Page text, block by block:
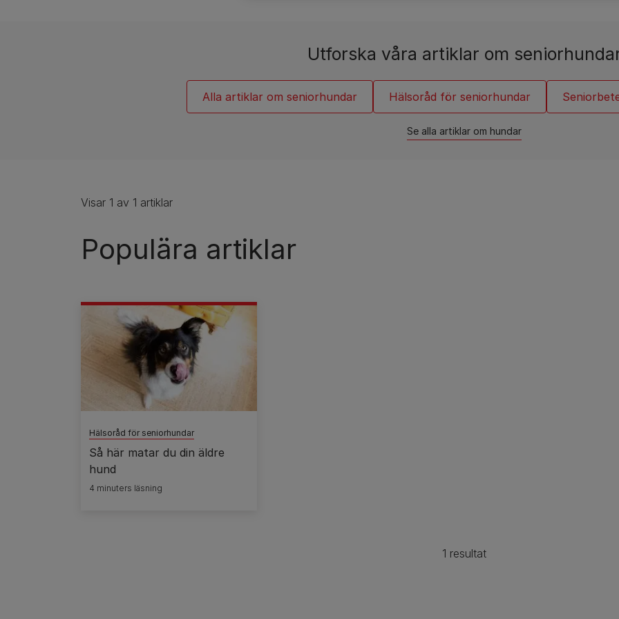
Utforska våra artiklar om
Alla artiklar om seniorhundar Hälsoråd för seniorhundar
Se alla artiklar om hundar
Visar 1 av 1 artiklar
Populära artiklar
Hälsoråd för seniorhundar
Så här matar du din äldre
hund
4 minuters läsning
1 resultat